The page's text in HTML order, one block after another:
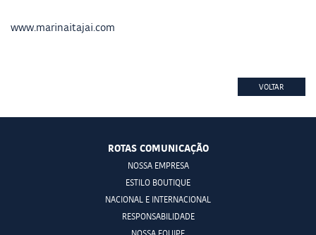
www.marinaitajai.com
VOLTAR
ROTAS COMUNICAÇÃO
NOSSA EMPRESA
ESTILO BOUTIQUE
NACIONAL E INTERNACIONAL
RESPONSABILIDADE